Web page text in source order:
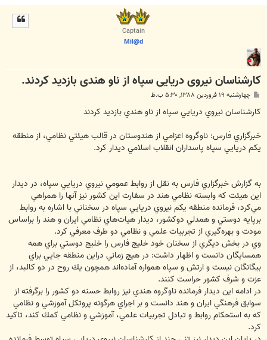
Captain
Mil@d
کارشناسان نیروی دریایی سپاه از ناو هندی بازدید کردند.
س
ت
چهارشنبه ۱۹ فروردین ۱۳۸۸, ۵:۳۰ ب.ظ
كارشناسان نيروي دريايي سپاه از ناو هندي بازديد كردند
خبرگزاري فارس: ناوگروه اعزامي از هندوستان در قالب هيئتي نظامي، از منطقه
يكم دريايي سپاه پاسداران انقلاب اسلامي ديدار كرد.
به گزارش خبرگزاري فارس به نقل از روابط عمومي نيروي دريايي سپاه، در ديدار
اين هيئت كه وابسته نظامي هند در سفارت اين كشور نيز آنها را همراهي
مي‌كرد، فرمانده منطقه يكم نيروي دريايي سپاه در سخناني با اشاره به روابط
برپايه دوستي و همدلي دوكشور، ديدار هيات‌هاي نظامي ايران و هند را براساس
مودت و بهره‌گيري از تجربيات علمي و نظامي دو طرف معرفي كرد.
وي در بخش ديگري از سخنان خود خليج فارس را خليج دوستي براي همه
همسايگان دانست و اظهار داشت: در هيچ زماني دراين منطقه جايي براي
بيگانگان نيست و ارتش و سپاه همواره آماده‌اند همچون يك روح در دو كالبد، از
عزت و شرف كشور حراست كنند.
در ادامه اين ديدار فرمانده ناوگروه هندي نيز روابط حسنه دو كشور را برگرفته از
سوابق فرهنگي ايران و هند دانست و بر اجراي هرگونه پروتكل آموزشي و نظامي
كه به استحكام روابط و تبادل تجربيات علمي، آموزشي و نظامي كمك كند، تاكيد
كرد.